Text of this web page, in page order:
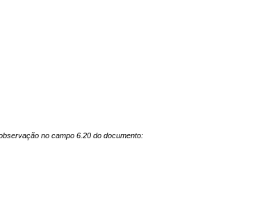
no campo 6.20 do documento: